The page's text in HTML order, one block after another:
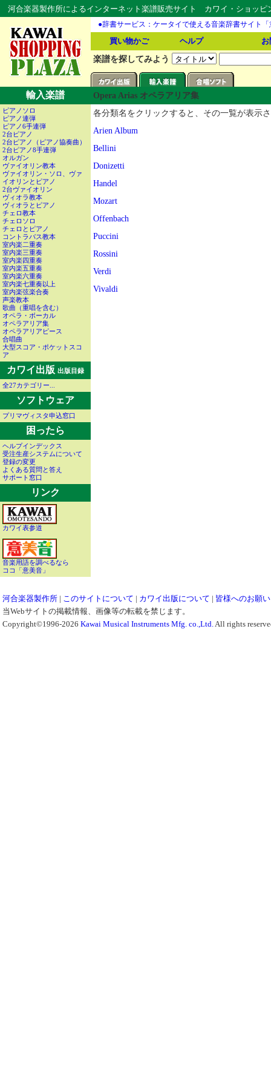
河合楽器製作所によるインターネット楽譜販売サイト カワイ・ショッ
●辞書サービス：ケータイで使える音楽辞書サイト
買い物かご ヘルプ
楽譜を探してみよう
輸入楽譜
ピアノソロ
ピアノ連弾
ピアノ6手連弾
2台ピアノ
2台ピアノ（ピアノ協奏曲）
2台ピアノ8手連弾
オルガン
ヴァイオリン教本
ヴァイオリン・ソロ、ヴァ
イオリンとピアノ
2台ヴァイオリン
ヴィオラ教本
ヴィオラとピアノ
チェロ教本
チェロソロ
チェロとピアノ
コントラバス教本
室内楽二重奏
室内楽三重奏
室内楽四重奏
室内楽五重奏
室内楽六重奏
室内楽七重奏以上
室内楽弦楽合奏
声楽教本
歌曲（重唱を含む）
オペラ・ボーカル
オペラアリア集
オペラアリアピース
合唱曲
大型スコア・ポケットスコ
ア
カワイ出版 出版目録
全27カテゴリー...
ソフトウェア
プリマヴィスタ申込窓口
困ったら
ヘルプインデックス
受注生産システムについて
登録の変更
よくある質問と答え
サポート窓口
リンク
カワイ表参道
音楽用語を調べるなら
ココ「意美音」
Opera Arias オペラアリア集
各分類名をクリックすると、その一覧が表示
Arien Album
Bellini
Donizetti
Handel
Mozart
Offenbach
Puccini
Rossini
Verdi
Vivaldi
河合楽器製作所 | このサイトについて | カワイ出版について | 皆様へのお願い
当Webサイトの掲載情報、画像等の転載を禁じます。
Copyright©1996-2026 Kawai Musical Instruments Mfg. co.,Ltd.All rights